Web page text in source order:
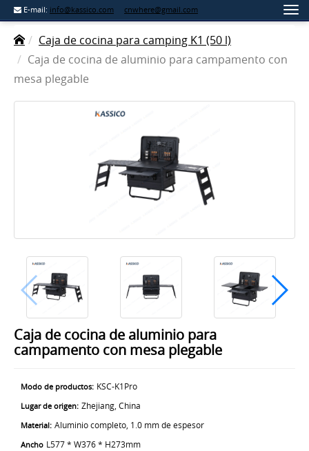
E-mail: info@kassico.com cnwhere@gmail.com
Caja de cocina para camping K1 (50 l)
Caja de cocina de aluminio para campamento con
mesa plegable
Caja de cocina de aluminio para
campamento con mesa plegable
Modo de productos: KSC-K1Pro
Lugar de origen: Zhejiang, China
Material: Aluminio completo, 1.0 mm de espesor
Ancho L577 * W376 * H273mm